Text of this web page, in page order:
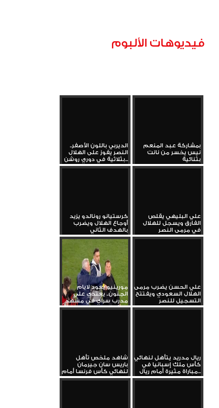
فيديوهات الألبوم
بمشاركة عبد المنعم
نيس يخسر من نانت
بثنائية
الديربي باللون الأصفر..
النصر يفوز على الهلال
بثلاثية في دوري روشن...
علي البليهي يقلص
الفارق ويسجل للهلال
في مرمى النصر
كرستيانو رونالدو يزيد
أوجاع الهلال ويضرب
بالهدف الثاني
علي الحسن يضرب مرمى
الهلال السعودي ويفتتح
التسجيل للنصر
مورينيو يعود لايام
الجنون.. يعتدي علي
مدرب سراي في مشهد
كارثي
ريال مدريد يتأهل لنهائي
كأس ملك إسبانيا في
مباراة مثيرة أمام ريال...
شاهد ملخص تأهل
باريس سان جيرمان
لنهائي كأس فرنسا أمام
دانكيرك